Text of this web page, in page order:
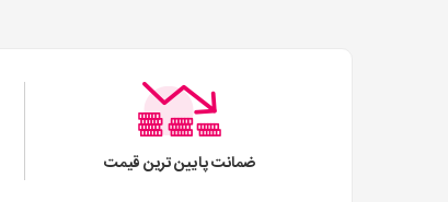
ضمانت پایین ترین قیمت